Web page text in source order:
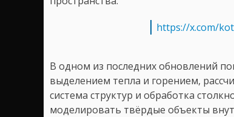
https://x.com/
В одном из последних обновлений
выделением тепла и горением,
система структур и обработка
моделировать твёрдые объекты